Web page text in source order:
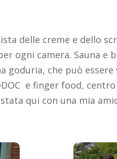
delle creme e dello
ogni camera. Sauna e
goduria, che può essere
e finger food,
qui con una mia